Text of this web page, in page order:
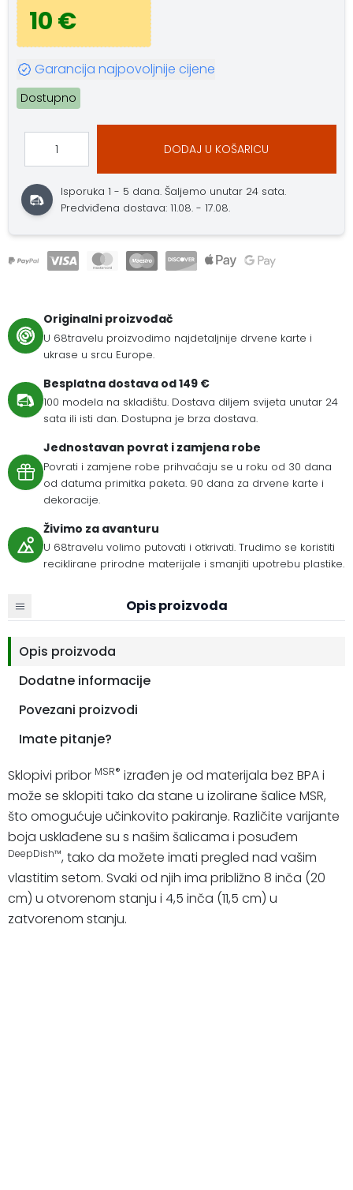
10 €
Garancija najpovoljnije cijene
Dostupno
DODAJ U KOŠARICU
Isporuka 1 - 5 dana.Šaljemo unutar 24 sata.
Predviđena dostava: 11.08. - 17.08.
Originalni proizvođač
U 68travelu proizvodimo najdetaljnije drvene karte i
ukrase u srcu Europe.
Besplatna dostava od 149 €
100 modela na skladištu. Dostava diljem svijeta unutar 24
sata ili isti dan. Dostupna je brza dostava.
Jednostavan povrat i zamjena robe
Povrati i zamjene robe prihvaćaju se u roku od 30 dana
od datuma primitka paketa. 90 dana za drvene karte i
dekoracije.
Živimo za avanturu
U 68travelu volimo putovati i otkrivati. Trudimo se koristiti
reciklirane prirodne materijale i smanjiti upotrebu plastike.
Opis proizvoda
Opis proizvoda
Dodatne informacije
Povezani proizvodi
Imate pitanje?
Sklopivi pribor MSR® izrađen je od materijala bez BPA i
može se sklopiti tako da stane u izolirane šalice MSR,
što omogućuje učinkovito pakiranje. Različite varijante
boja usklađene su s našim šalicama i posuđem
DeepDish™, tako da možete imati pregled nad vašim
vlastitim setom. Svaki od njih ima približno 8 inča (20
cm) u otvorenom stanju i 4,5 inča (11,5 cm) u
zatvorenom stanju.